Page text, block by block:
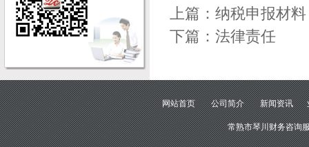
上篇： 纳税申报材料
下篇： 法律责任
网站首页 公司简介 新闻资讯
常熟市琴川财务咨